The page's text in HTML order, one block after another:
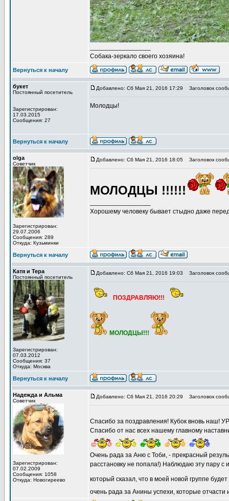
Собака-зеркало своего хозяина!
Вернуться к началу
букет
Постоянный посетитель
Зарегистрирован:
17.03.2015
Сообщения: 27
Добавлено: Сб Мая 21, 2016 17:29 Заголовок
Молодцы!
Вернуться к началу
olga
Советчик
Зарегистрирован:
29.07.2006
Сообщения: 289
Откуда: Кузьминки
Добавлено: Сб Мая 21, 2016 18:05 Заголовок
МОЛОДЦЫ !!!!!!
Хорошему человеку бывает стыдно даже
Вернуться к началу
Катя и Тера
Постоянный посетитель
Зарегистрирован:
07.03.2012
Сообщения: 37
Откуда: Москва
Добавлено: Сб Мая 21, 2016 19:03 Заголовок
ПОЗДРАВЛЯЮ!!!
МОЛОДЦЫ!!!
Вернуться к началу
Надежда и Альма
Советчик
Зарегистрирован:
07.02.2009
Сообщения: 1058
Откуда: Новогиреево
Добавлено: Сб Мая 21, 2016 20:29 Заголовок
Спасибо за поздравления! Кубок вновь наш!
Спасибо от нас всех нашему главному
Очень рада за Аню с Тоби, - прекрасный
расстановку не попала!) Наблюдаю эту пару
который сказал, что в моей новой группе
очень рада за Анины успехи, которые